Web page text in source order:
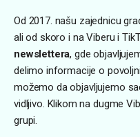
Od 2017. našu zajednicu
ali od skoro i na Viberu i
newslettera, gde
delimo informacije o
možemo da objavljujemo
vidljivo. Klikom na dugme
grupi.